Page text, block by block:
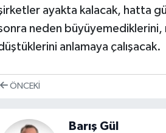
ayakta kalacak, hatta
neden büyüyemediklerini,
anlamaya çalışacak.
ÖNCEKI
Barış Gül